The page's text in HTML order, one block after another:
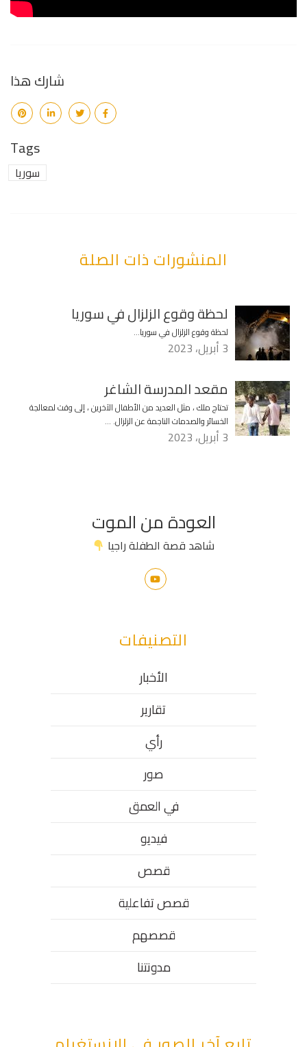
شارك هذا
Tags
سوريا
المنشورات ذات الصلة
لحظة وقوع الزلزال في سوريا
لحظة وقوع الزلزال في سوريا…
3 أبريل، 2023
مقعد المدرسة الشاغر
تحتاج ملك ، مثل العديد من الأطفال الآخرين ، إلى وقت لمعالجة
الخسائر والصدمات الناجمة عن الزلزال. …
3 أبريل، 2023
العودة من الموت
شاهد قصة الطفلة راجيا
التصنيفات
الأخبار
تقارير
رأي
صور
في العمق
فيديو
قصص
قصص تفاعلية
قصصهم
مدونتنا